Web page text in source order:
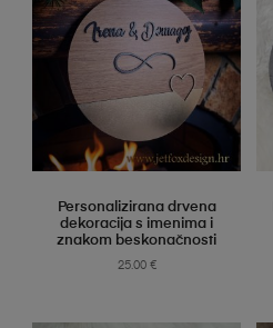
SELECT OPTIONS
Personalizirana drvena
dekoracija s imenima i
znakom beskonačnosti
25.00 €